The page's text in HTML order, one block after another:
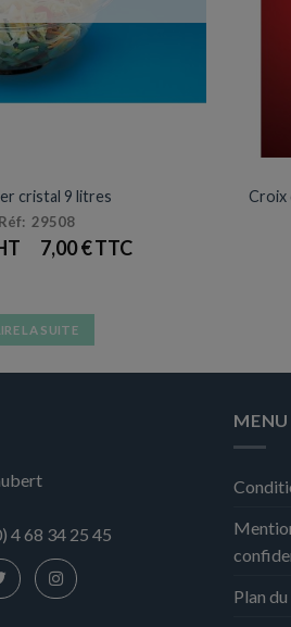
cristal 9 litres
Réf: 29508
7,00€
LA SUITE
Croix
4 68 34 25 45
MENU
Plan